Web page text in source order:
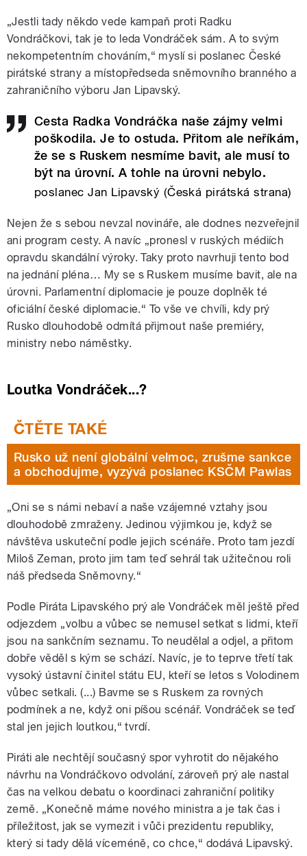
„Jestli tady někdo vede kampaň proti Radku
Vondráčkovi, tak je to leda Vondráček sám. A to svým
nekompetentním chováním,“ myslí si poslanec České
pirátské strany a místopředseda sněmovního branného a
zahraničního výboru Jan Lipavský.
Cesta Radka Vondráčka naše zájmy velmi
poškodila. Je to ostuda. Přitom ale neříkám,
že se s Ruskem nesmíme bavit, ale musí to
být na úrovní. A tohle na úrovni nebylo.
poslanec Jan Lipavský (Česká pirátská strana)
Nejen že s sebou nevzal novináře, ale dodnes nezveřejnil
ani program cesty. A navíc „pronesl v ruských médiích
opravdu skandální výroky. Taky proto navrhuji tento bod
na jednání pléna… My se s Ruskem musíme bavit, ale na
úrovni. Parlamentní diplomacie je pouze doplněk té
oficiální české diplomacie.“ To vše ve chvíli, kdy prý
Rusko dlouhodobě odmítá přijmout naše premiéry,
ministry nebo náměstky.
Loutka Vondráček...?
Rusko už není globální velmoc, zrušme sankce
a obchodujme, vyzývá poslanec KSČM Pawlas
„Oni se s námi nebaví a naše vzájemné vztahy jsou
dlouhodobě zmraženy. Jedinou výjimkou je, když se
návštěva uskuteční podle jejich scénáře. Proto tam jezdí
Miloš Zeman, proto jim tam teď sehrál tak užitečnou roli
náš předseda Sněmovny.“
Podle Piráta Lipavského prý ale Vondráček měl ještě před
odjezdem „volbu a vůbec se nemusel setkat s lidmi, kteří
jsou na sankčním seznamu. To neudělal a odjel, a přitom
dobře věděl s kým se schází. Navíc, je to teprve třetí tak
vysoký ústavní činitel státu EU, kteří se letos s Volodinem
vůbec setkali. (...) Bavme se s Ruskem za rovných
podmínek a ne, když oni píšou scénář. Vondráček se teď
stal jen jejich loutkou,“ tvrdí.
Piráti ale nechtějí současný spor vyhrotit do nějakého
návrhu na Vondráčkovo odvolání, zároveň prý ale nastal
čas na velkou debatu o koordinaci zahraniční politiky
země. „Konečně máme nového ministra a je tak čas i
příležitost, jak se vymezit i vůči prezidentu republiky,
který si tady dělá víceméně, co chce,“ dodává Lipavský.